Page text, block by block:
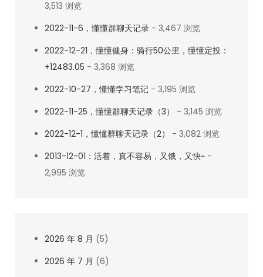
是
现
形
式
不
而
已
3,513 浏览
2022-11-6，懂懂群聊天记录 - 3,467 浏览
2022-12-21，懂懂健身：骑行50公里，懂懂定投：
+12483.05 - 3,368 浏览
2022-10-27，懂懂学习笔记 - 3,195 浏览
2022-11-25，懂懂群聊天记录（3）
- 3,145 浏览
2022-12-1，懂懂群聊天记录（2）
- 3,082 浏览
2013-12-01：活着，真不容易，又饿，又快~ -
2,995 浏览
2026 年 8 月 (5)
2026 年 7 月 (6)